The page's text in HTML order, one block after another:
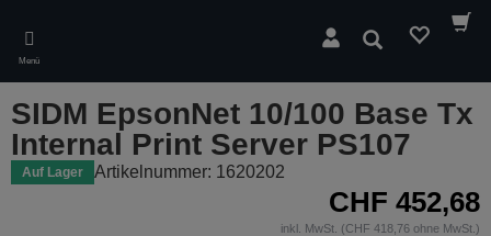
main
content
Menü
Suchen
SIDM EpsonNet 10/100 Base Tx
Internal Print Server PS107
Auf Lager Artikelnummer: 1620202
CHF 452,68
inkl. MwSt. (CHF 418,76 ohne MwSt.)